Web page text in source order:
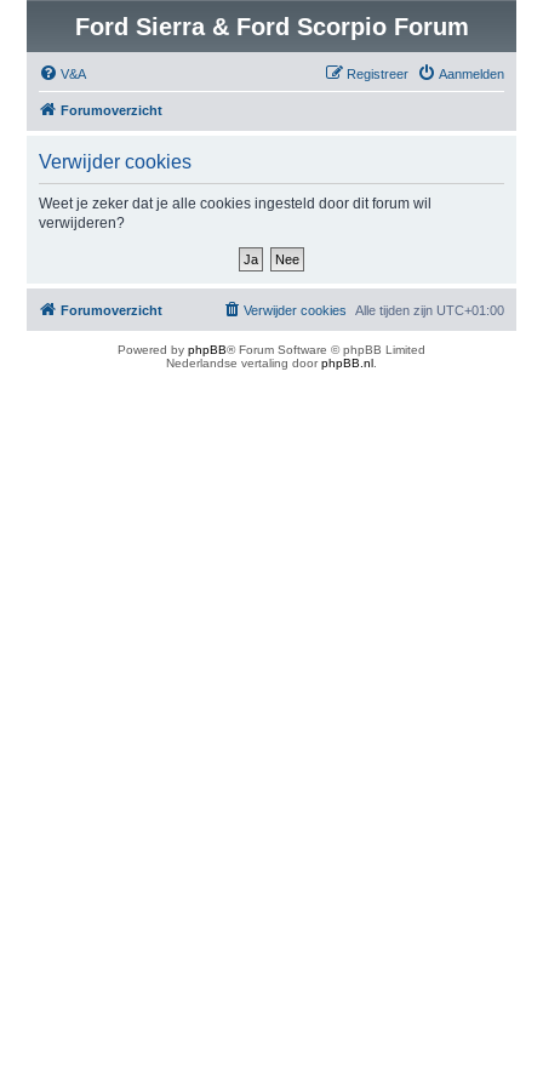
Ford Sierra & Ford Scorpio Forum
V&A Aanmelden
Registreer
Forumoverzicht
Verwijder cookies
Weet je zeker dat je alle cookies ingesteld door dit forum wil
verwijderen?
Forumoverzicht Alle tijden zijn UTC+01:00
Verwijder cookies
Powered by phpBB® Forum Software © phpBB Limited
Nederlandse vertaling doorphpBB.nl